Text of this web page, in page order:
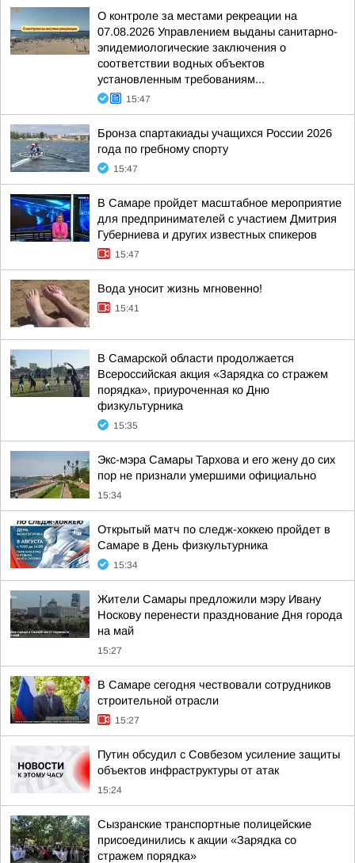
О контроле за местами рекреации на
07.08.2026 Управлением выданы санитарно-
эпидемиологические заключения о
соответствии водных объектов
установленным требованиям...
15:47
Бронза спартакиады учащихся России 2026
года по гребному спорту
15:47
В Самаре пройдет масштабное мероприятие
для предпринимателей с участием Дмитрия
Губерниева и других известных спикеров
15:47
Вода уносит жизнь мгновенно!
15:41
В Самарской области продолжается
Всероссийская акция «Зарядка со стражем
порядка», приуроченная ко Дню
физкультурника
15:35
Экс-мэра Самары Тархова и его жену до сих
пор не признали умершими официально
15:34
Открытый матч по следж-хоккею пройдет в
Самаре в День физкультурника
15:34
Жители Самары предложили мэру Ивану
Носкову перенести празднование Дня города
на май
15:27
В Самаре сегодня чествовали сотрудников
строительной отрасли
15:27
Путин обсудил с Совбезом усиление защиты
объектов инфраструктуры от атак
15:24
Сызранские транспортные полицейские
присоединились к акции «Зарядка со
стражем порядка»